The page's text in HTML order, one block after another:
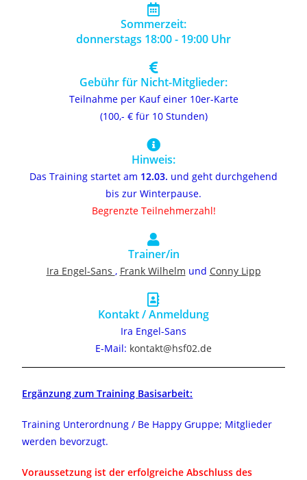
Sommerzeit:
donnerstags 18:00 - 19:00 Uhr
Gebühr für Nicht-Mitglieder:
Teilnahme per Kauf einer 10er-Karte
(100,- € für 10 Stunden)
Hinweis:
Das Training startet am 12.03. und geht durchgehend
bis zur Winterpause.
Begrenzte Teilnehmerzahl!
Trainer/in
Ira Engel-Sans , Frank Wilhelm und Conny Lipp
Kontakt / Anmeldung
Ira Engel-Sans
E-Mail: kontakt@hsf02.de
Ergänzung zum Training Basisarbeit:
Training Unterordnung / Be Happy Gruppe; Mitglieder
werden bevorzugt.
Voraussetzung ist der erfolgreiche Abschluss des